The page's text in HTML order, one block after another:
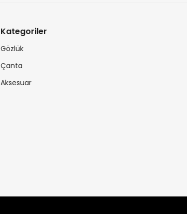
Kategoriler
Gözlük
Çanta
Aksesuar